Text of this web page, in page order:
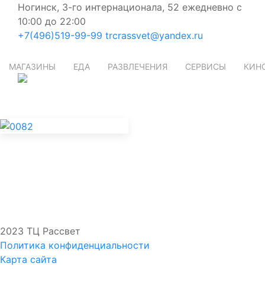
Ногинск, 3-го интернационала, 52 ежедневно с
10:00 до 22:00
+7(496)519-99-99 trcrassvet@yandex.ru
МАГАЗИНЫ ЕДА РАЗВЛЕЧЕНИЯ СЕРВИСЫ
2023 ТЦ Рассвет
Политика конфиденциальности
Карта сайта